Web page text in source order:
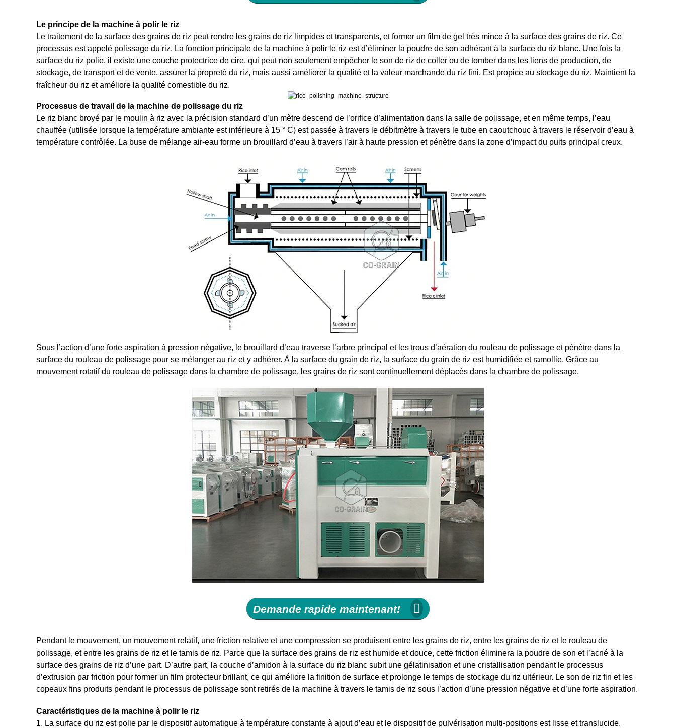
Le principe de la machine à polir le riz
Le traitement de la surface des grains de riz peut rendre les grains de riz limpides et transparents, et former un film de gel très mince à la surface des grains de riz. Ce
processus est appelé polissage du riz. La fonction principale de la machine à polir le riz est d’éliminer la poudre de son adhérant à la surface du riz blanc. Une fois la
surface du riz polie, il existe une couche protectrice de cire, qui peut non seulement empêcher le son de riz de coller ou de tomber dans les liens de production, de
stockage, de transport et de vente, assurer la propreté du riz, mais aussi améliorer la qualité et la valeur marchande du riz fini, Est propice au stockage du riz, Maintient la
fraîcheur du riz et améliore la qualité comestible du riz.
Processus de travail de la machine de polissage du riz
Le riz blanc broyé par le moulin à riz avec la précision standard d’un mètre descend de l’orifice d’alimentation dans la salle de polissage, et en même temps, l’eau
chauffée (utilisée lorsque la température ambiante est inférieure à 15 ° C) est passée à travers le débitmètre à travers le tube en caoutchouc à travers le réservoir d’eau à
température contrôlée. La buse de mélange air-eau forme un brouillard d’eau à travers l’air à haute pression et pénètre dans la zone d’impact du puits principal creux.
Sous l’action d’une forte aspiration à pression négative, le brouillard d’eau traverse l’arbre principal et les trous d’aération du rouleau de polissage et pénètre dans la
surface du rouleau de polissage pour se mélanger au riz et y adhérer. À la surface du grain de riz, la surface du grain de riz est humidifiée et ramollie. Grâce au
mouvement rotatif du rouleau de polissage dans la chambre de polissage, les grains de riz sont continuellement déplacés dans la chambre de polissage.
Demande rapide maintenant!
Pendant le mouvement, un mouvement relatif, une friction relative et une compression se produisent entre les grains de riz, entre les grains de riz et le rouleau de
polissage, et entre les grains de riz et le tamis de riz. Parce que la surface des grains de riz est humide et douce, cette friction éliminera la poudre de son et l’acné à la
surface des grains de riz d’une part. D’autre part, la couche d’amidon à la surface du riz blanc subit une gélatinisation et une cristallisation pendant le processus
d’extrusion par friction pour former un film protecteur brillant, ce qui améliore la finition de surface et prolonge le temps de stockage du riz ultérieur. Le son de riz fin et les
copeaux fins produits pendant le processus de polissage sont retirés de la machine à travers le tamis de riz sous l’action d’une pression négative et d’une forte aspiration.
Caractéristiques de la machine à polir le riz
1. La surface du riz est polie par le dispositif automatique à température constante à ajout d’eau et le dispositif de pulvérisation multi-positions est lisse et translucide.